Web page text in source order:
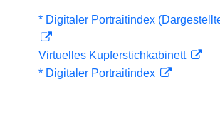
* Digitaler Portraitindex
Virtuelles Kupferstichkabinett
* Digitaler Portraitindex